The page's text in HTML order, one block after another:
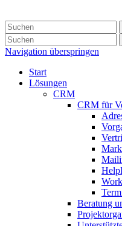
Navigation überspringen
Start
Lösungen
CRM
CRM für
Beratung